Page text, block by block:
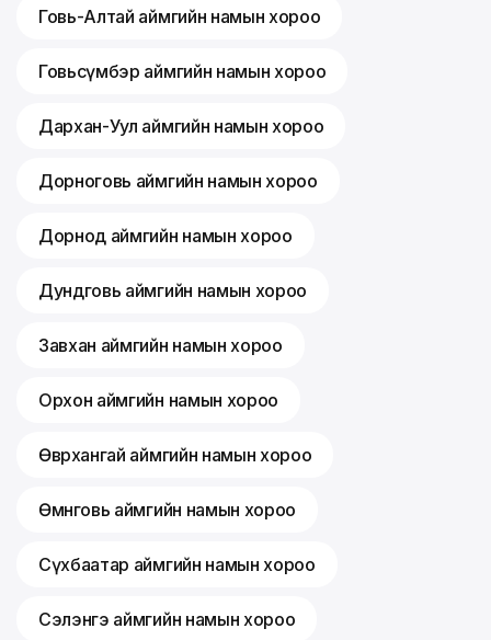
Говь-Алтай аймгийн намын хороо
Говьсүмбэр аймгийн намын хороо
Дархан-Уул аймгийн намын хороо
Дорноговь аймгийн намын хороо
Дорнод аймгийн намын хороо
Дундговь аймгийн намын хороо
Завхан аймгийн намын хороо
Орхон аймгийн намын хороо
Өвөрхангай аймгийн намын хороо
Өмнөговь аймгийн намын хороо
Сүхбаатар аймгийн намын хороо
Сэлэнгэ аймгийн намын хороо